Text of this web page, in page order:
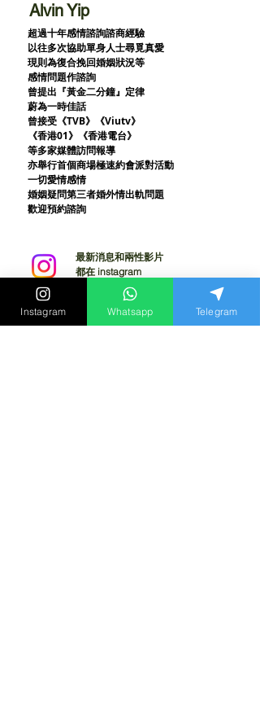
Alvin Yip
超過十年感情諮詢諮商經驗
以往多次協助單身人士尋覓真愛
現則為復合挽回婚姻狀況等
感情問題作諮詢
曾提出『黃金二分鐘』定律
蔚為一時佳話
曾接受《TVB》《Viutv》
《香港01》
《香港電台》
等多家媒體訪問報導
亦舉行首個商場極速約會派對活動
一切愛情感情
婚姻疑問第三者婚外情出軌問題
歡迎預約諮詢
最新消息和兩性影片
都在 instagram
立刻追蹤我們
Instagram Whatsapp Telegram